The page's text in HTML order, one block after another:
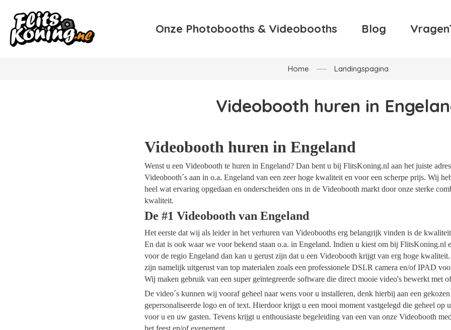
Onze Photobooths & Videobooths Blog
Home Landingspagina
Videobooth huren in
Videobooth huren in Engeland
Wenst u een Videobooth te huren in Engeland? Dan bent u bij FlitsKoning.nl aan het juiste
Videobooth´s aan in o.a. Engeland van een zeer hoge kwaliteit en voor een scherpe prijs. Wij
heel wat ervaring opgedaan en onderscheiden ons in de Videobooth markt door onze sterke
kwaliteit.
De #1 Videobooth van Engeland
Het eerste dat wij als leider in het verhuren van Videobooths erg belangrijk vinden is de
En dat is ook waar we voor bekend staan o.a. in Engeland. Indien u kiest om bij FlitsKoning.nl
voor de regio Engeland dan kan u gerust zijn dat u een Videobooth krijgt van erg hoge
zijn namelijk uitgerust van top materialen zoals een professionele DSLR camera en/of IPAD
Wij maken gebruik van een super geïntegreerde software die direct mooie video's bewerkt met
De video´s kunnen wij vooraf geheel naar wens voor u installeren, denk hierbij aan een
gepersonaliseerde logo en of text. Hierdoor krijgt u een mooi moment vastgelegd die geheel op
voor u en uw gasten. Tevens krijgt u enthousiaste begeleiding van een van onze Videobooth